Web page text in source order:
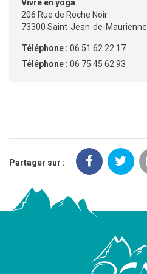
Vivre en yoga
206 Rue de Roche Noir
73300 Saint-Jean-de-Maurienne
Téléphone : 06 51 62 22 17
Téléphone : 06 75 45 62 93
Partager sur :